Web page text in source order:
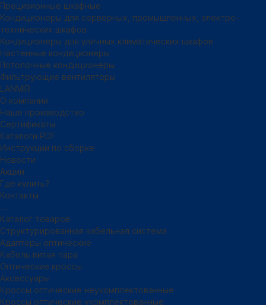
Прецизионные шкафные
Кондиционеры для серверных, промышленных, электро-
технических шкафов
Кондиционеры для уличных климатических шкафов
Настенные кондиционеры
Потолочные кондиционеры
Фильтрующие вентиляторы
LANMIR
О компании
Наше производство
Сертификаты
Каталоги PDF
Инструкции по сборке
Новости
Акции
Где купить?
Контакты
...
Каталог товаров
Структурированная кабельная система
Адаптеры оптические
Кабель витая пара
Оптические кроссы
Аксессуары
Кроссы оптические неукомплектованные
Кроссы оптические укомплектованные